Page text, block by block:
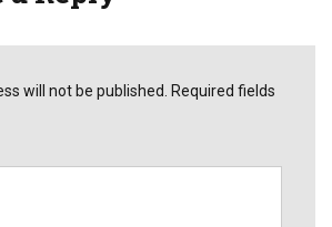
will not be published. Required fields